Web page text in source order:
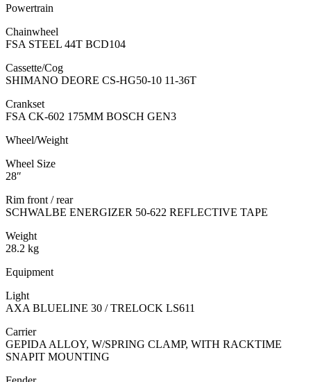
Powertrain
Chainwheel
FSA STEEL 44T BCD104
Cassette/Cog
SHIMANO DEORE CS-HG50-10 11-36T
Crankset
FSA CK-602 175MM BOSCH GEN3
Wheel/Weight
Wheel Size
28″
Rim front / rear
SCHWALBE ENERGIZER 50-622 REFLECTIVE TAPE
Weight
28.2 kg
Equipment
Light
AXA BLUELINE 30 / TRELOCK LS611
Carrier
GEPIDA ALLOY, W/SPRING CLAMP, WITH RACKTIME
SNAPIT MOUNTING